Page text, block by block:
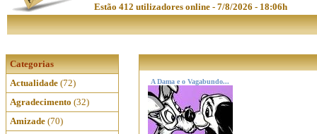
Estão 412 utilizadores online - 7/8/2026 - 18:06h
Categorias
Actualidade (72)
Agradecimento (32)
Amizade (70)
A Dama e o Vagabundo...